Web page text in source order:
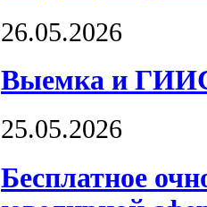
26.05.2026
Выемка и
25.05.2026
Бесплатное